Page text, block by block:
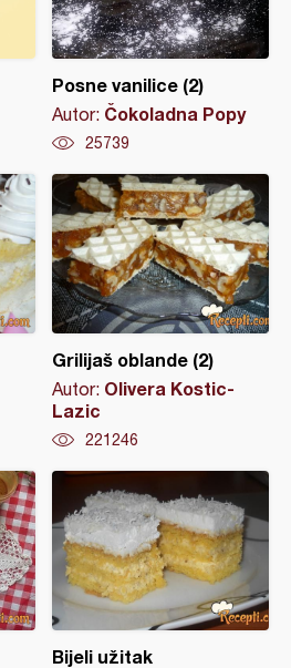
Posne vanilice (2)
Autor: Čokoladna Popy
25739
Grilijaš oblande (2)
Autor: Olivera Kostic-
Lazic
221246
Bijeli užitak